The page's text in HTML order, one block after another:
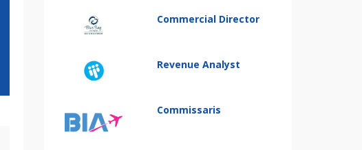
Commercial Director
Revenue Analyst
Commissaris